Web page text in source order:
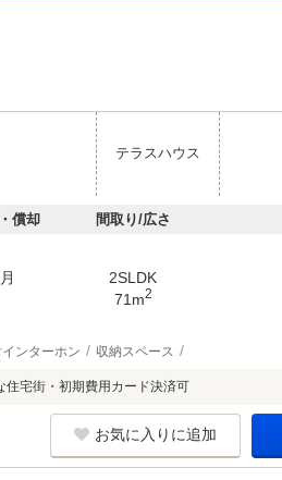
テラスハウス
償却 間取り/広さ
2SLDK
71m2
ンターホン 収納スペース
住宅街・初期費用カード決済可
お気に入りに追加